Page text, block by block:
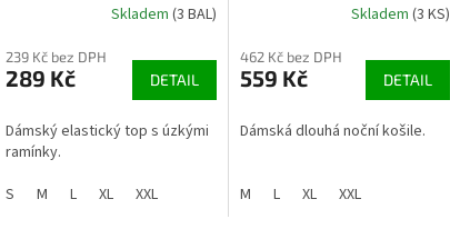
Skladem (3 BAL)
239 Kč bez DPH
289 Kč DETAIL
Dámský elastický top s úzkými
ramínky.
S
M L XL XXL
Skladem(3 KS)
462 Kč bez DPH
559 Kč DETAIL
Dámská dlouhá noční košile.
M L XL XXL